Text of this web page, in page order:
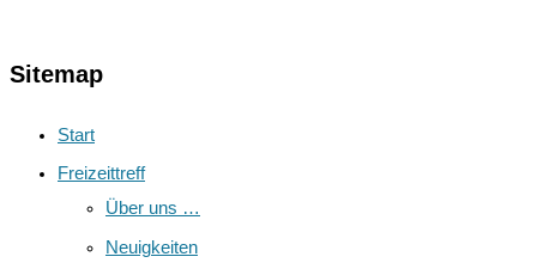
Sitemap
Start
Freizeittreff
Über uns …
Neuigkeiten